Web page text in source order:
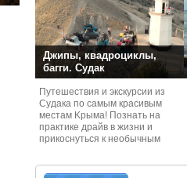
Джипы, квадроциклы,
багги. Судак
Путешествия и экскурcии из
Судaка по самым красивым
местам Kрыма! Познать на
практике драйв в жизни и
прикоснуться к необычным